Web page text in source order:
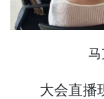
马
大会直播